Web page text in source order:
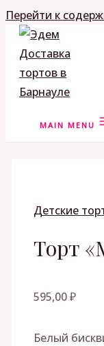
Перейти к
MAIN MENU
Детские
Торт
595,00₽
Белый